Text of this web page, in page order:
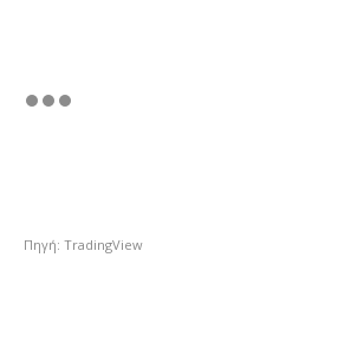
Πηγή: TradingView